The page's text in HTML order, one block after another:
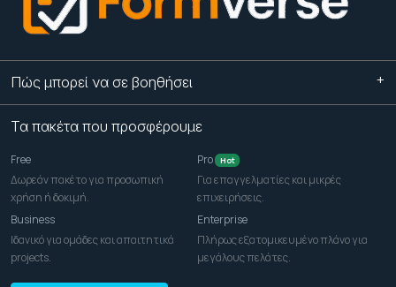
Πώς μπορεί να σε βοηθήσει
Τα πακέτα που προσφέρουμε
Free
Δωρεάν πακέτο για προσωπική
χρήση ή δοκιμή.
Pro Hot
Για επαγγελματίες και μικρές
επιχειρήσεις.
Business
Ιδανικό για ομάδες και απαιτητικά
projects.
Enterprise
Πλήρως εξατομικευμένο πλάνο για
μεγάλους πελάτες.